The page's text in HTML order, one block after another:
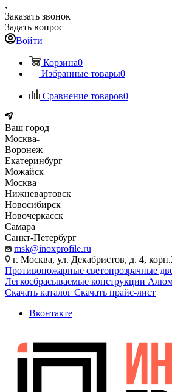
Заказать звонок
Задать вопрос
Войти
Корзина0
Избранные товары0
Сравнение товаров0
Ваш город
Москва
Воронеж
Екатеринбург
Можайск
Москва
Нижневартовск
Новосибирск
Новочеркасск
Самара
Санкт-Петербург
msk@inoxprofile.ru
г. Москва, ул. Декабристов, д. 4,
Противопожарные светопрозрачные
Легкосбрасываемые конструкции
Скачать каталог Скачать прайс-лист
Вконтакте